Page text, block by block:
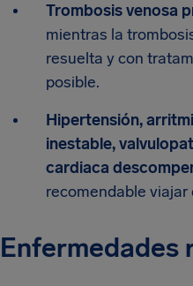
Trombosis venosa
mientras la
resuelta y con
posible.
Hipertensión,
inestable,
cardiaca
recomendable viajar
Enfermedades